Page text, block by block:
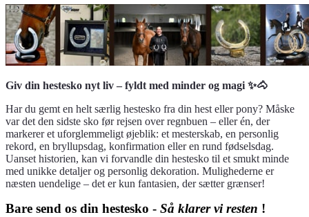
Giv din hestesko nyt liv – fyldt med minder og magi ✨🐴
Har du gemt en helt særlig hestesko fra din hest eller pony? Måske
var det den sidste sko før rejsen over regnbuen – eller én, der
markerer et uforglemmeligt øjeblik: et mesterskab, en personlig
rekord, en bryllupsdag, konfirmation eller en rund fødselsdag.
Uanset historien, kan vi forvandle din hestesko til et smukt minde
med unikke detaljer og personlig dekoration. Mulighederne er
næsten uendelige – det er kun fantasien, der sætter grænser!
Bare send os din hestesko - Så klarer vi resten !